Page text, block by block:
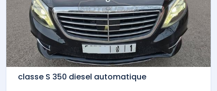
classe S 350 diesel automatique